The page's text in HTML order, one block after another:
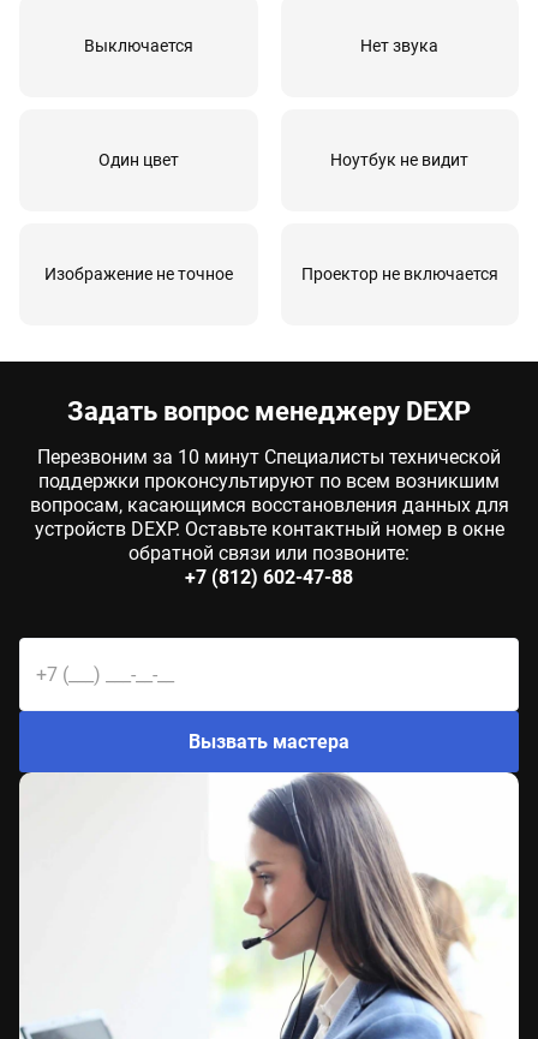
Выключается Нет звука
Один цвет Ноутбук не видит
Изображение не точное Проектор не включается
Задать вопрос менеджеру DEXP
Перезвоним за 10 минут Специалисты технической
поддержки проконсультируют по всем возникшим
вопросам, касающимся восстановления данных для
устройств DEXP. Оставьте контактный номер в окне
обратной связи или позвоните:
+7 (812) 602-47-88
Вызвать мастера